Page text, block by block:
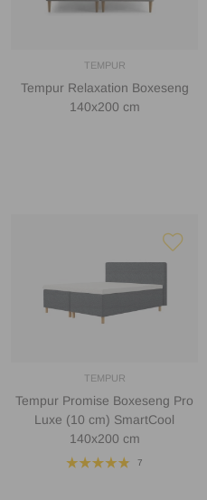
TEMPUR
Tempur Relaxation Boxeseng
140x200 cm
TEMPUR
Tempur Promise Boxeseng Pro
Luxe (10 cm) SmartCool
140x200 cm
7